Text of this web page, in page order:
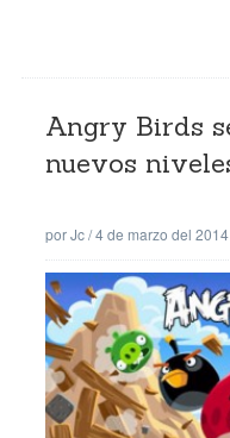
Angry Birds
nuevos
porJc/4 de marzo del